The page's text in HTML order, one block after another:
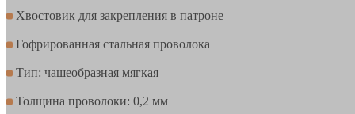
Хвостовик для закрепления в патроне
Гофрированная стальная проволока
Тип: чашеобразная мягкая
Толщина проволоки: 0,2 мм